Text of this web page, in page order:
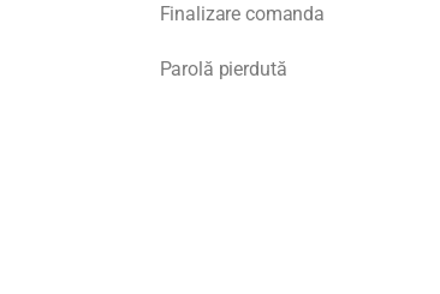
Finalizare comanda
Parolă pierdută